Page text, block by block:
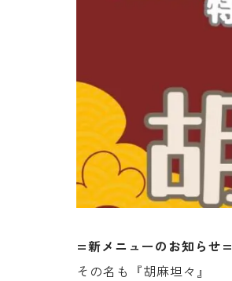
=新メニューのお知らせ=
その名も『胡麻坦々』